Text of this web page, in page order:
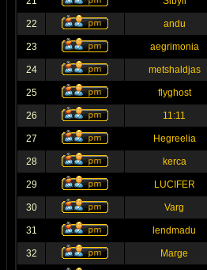
22 andu
23 aegrimonia
24 metshaldjas
25 flyghost
26 11:11
27 Hegreelia
28 kerca
29 LUCIFER
30 Varg
31 lendmadu
32 Marge